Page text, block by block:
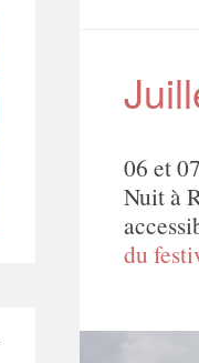
06 et
Nuit à
du